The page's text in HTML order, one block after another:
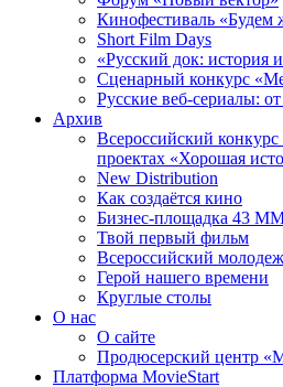
Кинофестиваль «Будем
Short Film Days
«Русский док: история
Сценарный конкурс
Русские веб-сериалы:
Архив
Всероссийский
проектах «Хорошая
New Distribution
Как создаётся кино
Бизнес-площадка 43
Твой первый фильм
Всероссийский
Герой нашего времени
Круглые столы
О нас
О сайте
Продюсерский центр
Платформа MovieStart